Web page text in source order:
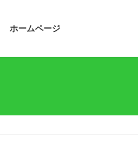
ホームページ